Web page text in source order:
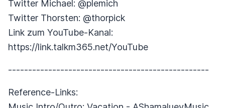
Twitter Michael: @plemich
Twitter Thorsten: @thorpick
Link zum YouTube-Kanal:
https://link.talkm365.net/YouTube
--------------------------------------------------
Reference-Links: